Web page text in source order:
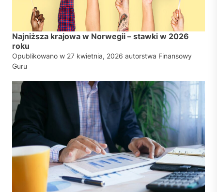
Najniższa krajowa w Norwegii – stawki w 2026
roku
Opublikowano w 27 kwietnia, 2026 autorstwa Finansowy
Guru